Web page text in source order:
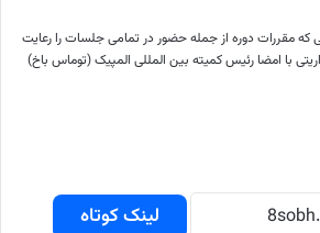
که مقررات دوره از جمله حضور در تمامی جلسات را رعایت
با امضا رئیس کمیته بین المللی المپیک (توماس باخ)
لینک کوتاه